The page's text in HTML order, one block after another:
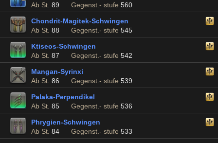
Ab St. 89 Gegenst.- stufe 560
Chondrit-Magitek-Schwingen
Ab St. 88 Gegenst.- stufe 545
Ktiseos-Schwingen
Ab St. 87 Gegenst.- stufe 542
Mangan-Syrinxi
Ab St. 86 Gegenst.- stufe 539
Palaka-Perpendikel
Ab St. 85 Gegenst.- stufe 536
Phrygien-Schwingen
Ab St. 84 Gegenst.- stufe 533